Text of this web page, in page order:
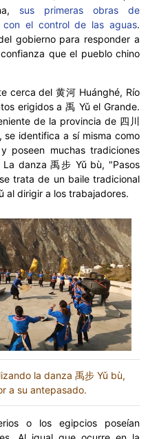
sus primeras obras de
con el control de las aguas.
gobierno para responder a
que el pueblo chino
cerca del 黄河 Huánghé, Río
erigidos a 禹 Yǔ el Grande.
de la provincia de 四川
, se identifica a sí misma como
poseen muchas tradiciones
danza 禹步 Yǔ bù, "Pasos
trata de un baile tradicional
al dirigir a los trabajadores.
la danza 禹步 Yǔ bù,
a su antepasado.
o los egipcios poseían